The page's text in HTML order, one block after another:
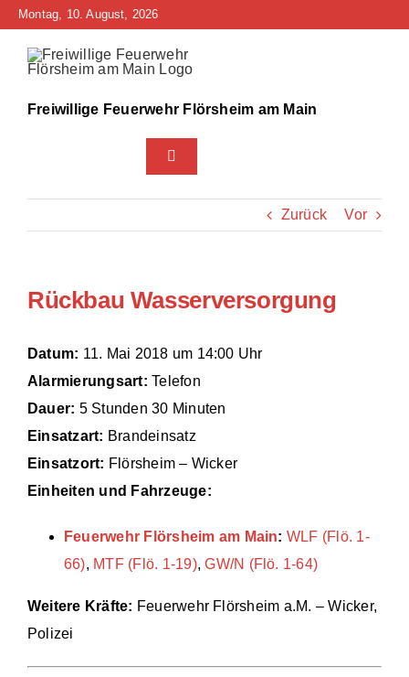
Zum
springen
Montag, 10. August, 2026
Freiwillige Feuerwehr Flörsheim am Main
Toggle
Navigation
Home
Bürgerinfo
Über uns
Technik
Zurück Vor
Rückbau Wasserversorgung
Datum: 11. Mai 2018 um 14:00 Uhr
Alarmierungsart: Telefon
Dauer: 5 Stunden 30 Minuten
Einsatzart: Brandeinsatz
Einsatzort: Flörsheim – Wicker
Einheiten und Fahrzeuge:
Feuerwehr Flörsheim am Main: WLF (Flö. 1-
66), MTF (Flö. 1-19),GW/N (Flö. 1-64)
Weitere Kräfte: Feuerwehr Flörsheim a.M. – Wicker,
Polizei